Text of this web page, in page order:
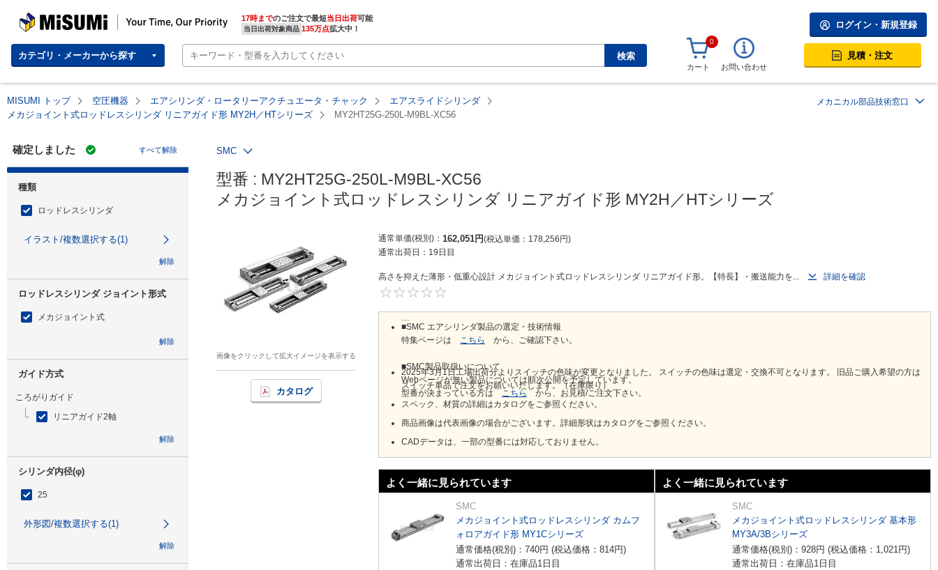
MISUMI | Your Time, Our Priority 17時までのご注文で最短当日出荷
当日出荷対象商品 135万点拡大中！
カテゴリ・メーカーから探す 検索
ログイン・新規登録
0
カート お問い合わせ
見積・注文
MISUMI トップ 空圧機器 エアシリンダ・ロータリーアクチュエータ・チャック
エアスライドシリンダ
メカジョイント式ロッドレスシリンダ リニアガイド形 MY2H／HTシリーズ
MY2HT25G-250L-M9BL-XC56
メカニカル部品技術窓口
確定しました すべて解除
種類
ロッドレスシリンダ
イラスト/複数選択する(1)
解除
ロッドレスシリンダ ジョイント形式
メカジョイント式
解除
ガイド方式
ころがりガイド
リニアガイド2軸
解除
シリンダ内径(φ)
25
外形図/複数選択する(1)
解除
SMC
型番 : MY2HT25G-250L-M9BL-XC56
メカジョイント式ロッドレスシリンダ リニアガイド形 MY2H／HTシリーズ
画像をクリックして拡大イメージを表示する
カタログ
通常単価(税別) 162,051円 税込単価 178,256円
通常出荷日： 19日目
高さを抑えた薄形・低重心設計 メカジョイント式ロッドレスシリンダ リニアガイド形。【特長】・搬送能力を...
詳細を確認
■SMC エアシリンダ製品の選定・技術情報
特集ページは こちら から、ご確認下さい。
■SMC製品取扱いについて
Webページが無い製品については順次公開を予定しています。
型番が決まっている方は こちら から、お見積/ご注文下さい。
2025年3月1日工場出荷分よりスイッチの色味が変更となりました。 スイッチの色味は選定・交換不可となります。 旧品ご購入希望の方は
スイッチ単品で注文をお願いいたします。（在庫限り）
スペック、材質の詳細はカタログをご参照ください。
商品画像は代表画像の場合がございます。詳細形状はカタログをご参照ください。
CADデータは、一部の型番には対応しておりません。
よく一緒に見られています
SMC
メカジョイント式ロッドレスシリンダ カムフ
ォロアガイド形 MY1Cシリーズ
通常価格(税別)： 740円 (税込価格： 814円)
通常出荷日：在庫品1日目
よく一緒に見られています
SMC
メカジョイント式ロッドレスシリンダ 基本形
MY3A/3Bシリーズ
通常価格(税別)： 928円 (税込価格： 1,021円)
通常出荷日：在庫品1日目